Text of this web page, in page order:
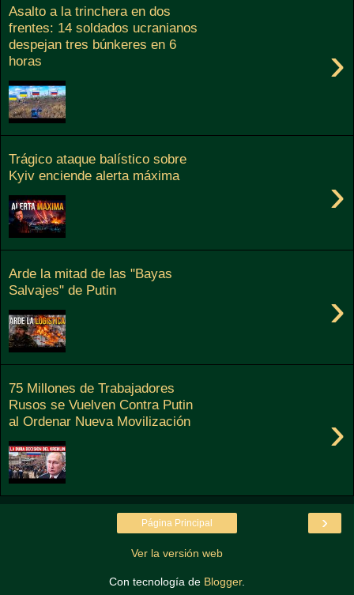
Asalto a la trinchera en dos
frentes: 14 soldados ucranianos
despejan tres búnkeres en 6
horas
›
Trágico ataque balístico sobre
Kyiv enciende alerta máxima
›
Arde la mitad de las "Bayas
Salvajes" de Putin
›
75 Millones de Trabajadores
Rusos se Vuelven Contra Putin
al Ordenar Nueva Movilización
›
›
Página Principal
Ver la versión web
Con tecnología de Blogger.